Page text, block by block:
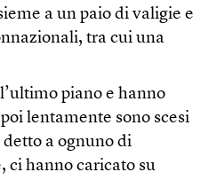
a un paio di valigie e
tra cui una
piano e hanno
lentamente sono scesi
a ognuno di
ci hanno caricato su